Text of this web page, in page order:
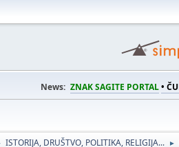
News: ZNAK SAGITE PORTAL•
ISTORIJA, DRUŠTVO, POLITIKA, RELIGIJA... ►